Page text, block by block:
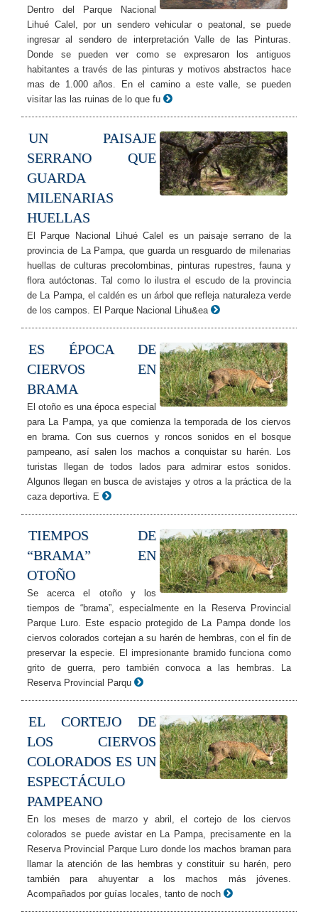
Dentro del Parque Nacional
Lihué Calel, por un sendero vehicular o peatonal, se puede
ingresar al sendero de interpretación Valle de las Pinturas.
Donde se pueden ver como se expresaron los antiguos
habitantes a través de las pinturas y motivos abstractos hace
mas de 1.000 años. En el camino a este valle, se pueden
visitar las las ruinas de lo que fu
UN PAISAJE
SERRANO QUE
GUARDA
MILENARIAS
HUELLAS
El Parque Nacional Lihué Calel es un paisaje serrano de la
provincia de La Pampa, que guarda un resguardo de milenarias
huellas de culturas precolombinas, pinturas rupestres, fauna y
flora autóctonas. Tal como lo ilustra el escudo de la provincia
de La Pampa, el caldén es un árbol que refleja naturaleza verde
de los campos. El Parque Nacional Lihu&ea
ES ÉPOCA DE
CIERVOS EN
BRAMA
El otoño es una época especial
para La Pampa, ya que comienza la temporada de los ciervos
en brama. Con sus cuernos y roncos sonidos en el bosque
pampeano, así salen los machos a conquistar su harén. Los
turistas llegan de todos lados para admirar estos sonidos.
Algunos llegan en busca de avistajes y otros a la práctica de la
caza deportiva. E
TIEMPOS DE
“BRAMA” EN
OTOÑO
Se acerca el otoño y los
tiempos de “brama”, especialmente en la Reserva Provincial
Parque Luro. Este espacio protegido de La Pampa donde los
ciervos colorados cortejan a su harén de hembras, con el fin de
preservar la especie. El impresionante bramido funciona como
grito de guerra, pero también convoca a las hembras. La
Reserva Provincial Parqu
EL CORTEJO DE
LOS CIERVOS
COLORADOS ES UN
ESPECTÁCULO
PAMPEANO
En los meses de marzo y abril, el cortejo de los ciervos
colorados se puede avistar en La Pampa, precisamente en la
Reserva Provincial Parque Luro donde los machos braman para
llamar la atención de las hembras y constituir su harén, pero
también para ahuyentar a los machos más jóvenes.
Acompañados por guías locales, tanto de noch